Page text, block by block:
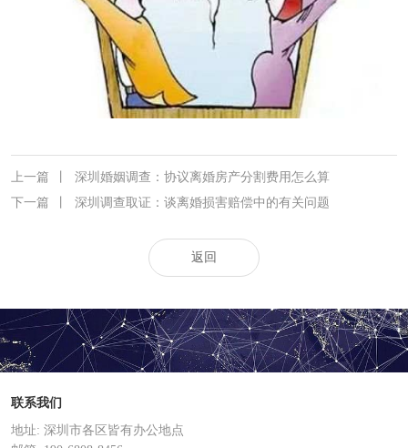
上一篇
深圳婚姻调查：协议离婚房产分割费用怎么算
下一篇
深圳调查取证：谈离婚损害赔偿中的有关问题
返回
联系我们
地址: 深圳市各区皆有办公地点